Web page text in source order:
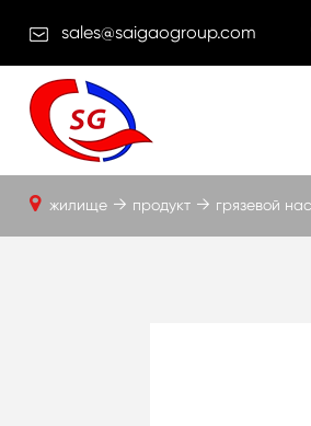
sales@saigaogroup.com
жилище продукт грязевой